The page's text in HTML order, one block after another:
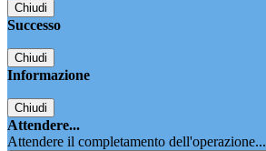
Chiudi
Successo
Chiudi
Informazione
Chiudi
Attendere...
Attendere il completamento dell'operazione...